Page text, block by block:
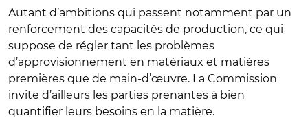
Autant d’ambitions qui passent notamment par un
renforcement des capacités de production, ce qui
suppose de régler tant les problèmes
d’approvisionnement en matériaux et matières
premières que de main-d’œuvre. La Commission
invite d’ailleurs les parties prenantes à bien
quantifier leurs besoins en la matière.